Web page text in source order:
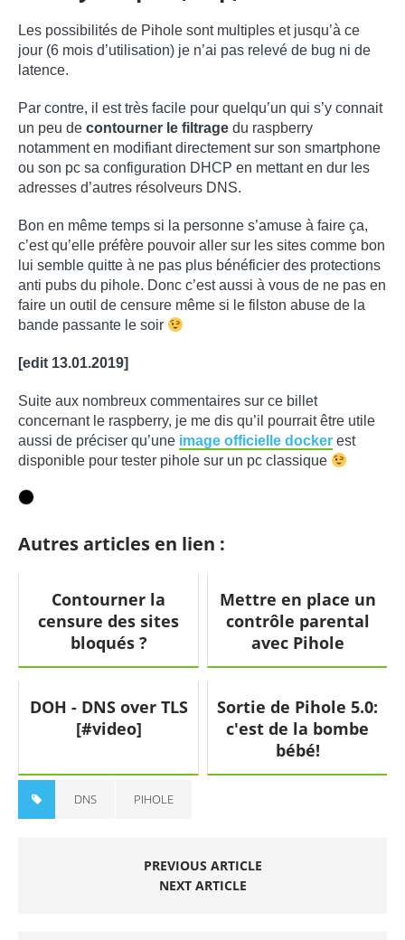
Les possibilités de Pihole sont multiples et jusqu’à ce
jour (6 mois d’utilisation) je n’ai pas relevé de bug ni de
latence.
Par contre, il est très facile pour quelqu’un qui s’y connait
un peu de contourner le filtrage du raspberry
notamment en modifiant directement sur son smartphone
ou son pc sa configuration DHCP en mettant en dur les
adresses d’autres résolveurs DNS.
Bon en même temps si la personne s’amuse à faire ça,
c’est qu’elle préfère pouvoir aller sur les sites comme bon
lui semble quitte à ne pas plus bénéficier des protections
anti pubs du pihole. Donc c’est aussi à vous de ne pas en
faire un outil de censure même si le filston abuse de la
bande passante le soir
[edit 13.01.2019]
Suite aux nombreux commentaires sur ce billet
concernant le raspberry, je me dis qu’il pourrait être utile
aussi de préciser qu’une image officielle docker est
disponible pour tester pihole sur un pc classique
Autres articles en lien :
Contourner la
censure des sites
bloqués ?
Mettre en place un
contrôle parental
avec Pihole
DOH - DNS over TLS
[#video]
Sortie de Pihole 5.0:
c'est de la bombe
bébé!
DNS PIHOLE
PREVIOUS ARTICLE
NEXT ARTICLE